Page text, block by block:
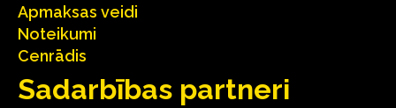
Apmaksas veidi
Noteikumi
Cenrādis
Sadarbības partneri